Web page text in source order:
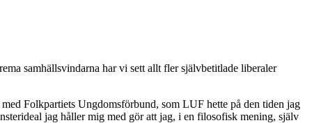
samhällsvindarna har vi sett allt fler självbetitlade liberaler
Folkpartiets Ungdomsförbund, som LUF hette på den tiden jag
jag håller mig med gör att jag, i en filosofisk mening, själv